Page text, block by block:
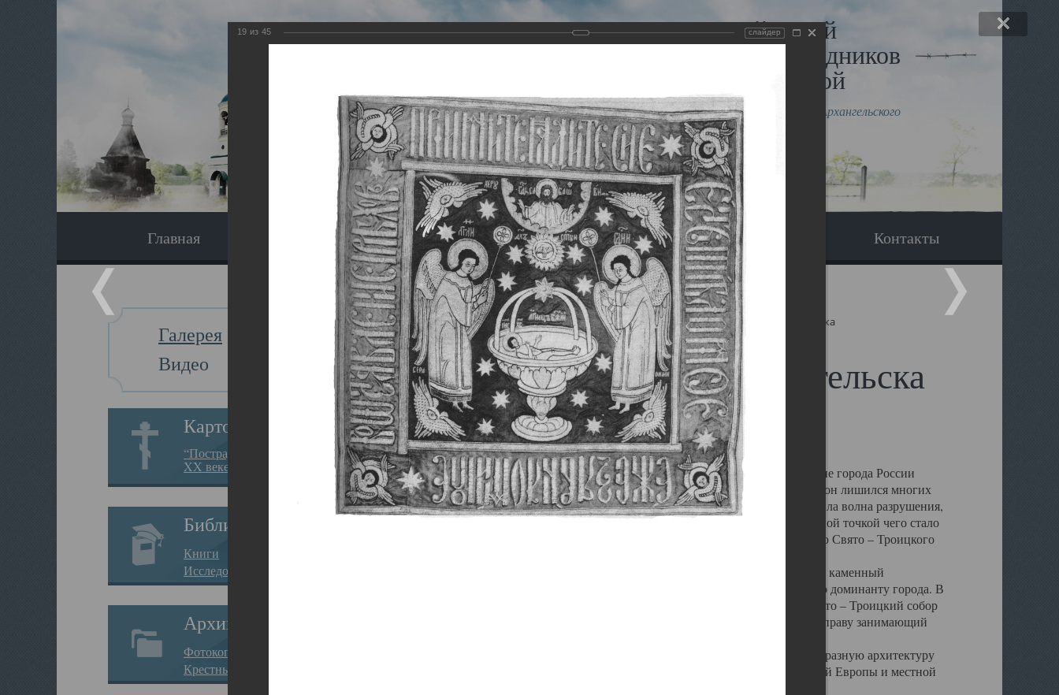
Виртуальный музей
Новомучеников и исповедников
Земли Архангельской
Сайт создан по благословлению митрополита Архангельского
и Холмогорского Даниила
Главная Экскурсия Наследники Галерея Вопрос-ответ Контакты
Галерея
Видео
Картотека
“Пострадавшие за веру в
XX веке на Севере”
Библиотека
Книги
Исследования
Архив
Фотокопии дел
Крестные ходы
Главная Галерея Храмы-мученики Архангельска Свято-Троицкий собор Архангельска
Свято-Троицкий собор Архангельска
Свято-Троицкий собор Архангельска
23.12.2015
Сегодня мы можем говорить, что Архангельск в большей мере, чем другие губернские города России
пострадал от целенаправленных систематических разрушений, в результате которых он лишился многих
выдающихся памятников архитектуры. Больше всего по старому Архангельску ударила волна разрушения,
вызванная борьбой с религией, набравшая особую силу в конце 20 –х годов. Отправной точкой чего стало
разрушение православного центра архангельской губернии - ансамбля кафедрального Свято – Троицкого
Возникнув в начале XVIII века в центре Архангельска, величественный каменный
двухэтажный Троицкий собор, сразу превратился в зрительную и градостроительную доминанту города. В
XVIII веке по масштабам ему не было равных на Севере. Вплоть до разрушения Свято – Троицкий собор
оставался самым высоким и значительным из городских строений Архангельска, по праву занимающий
Один из самых больших и светлых соборов России воплотил в себе яркую и своеобразную архитектуру
портового города с отраженными в ней архитектурными течениями России, Западной Европы и местной
19 из 45 слайдер